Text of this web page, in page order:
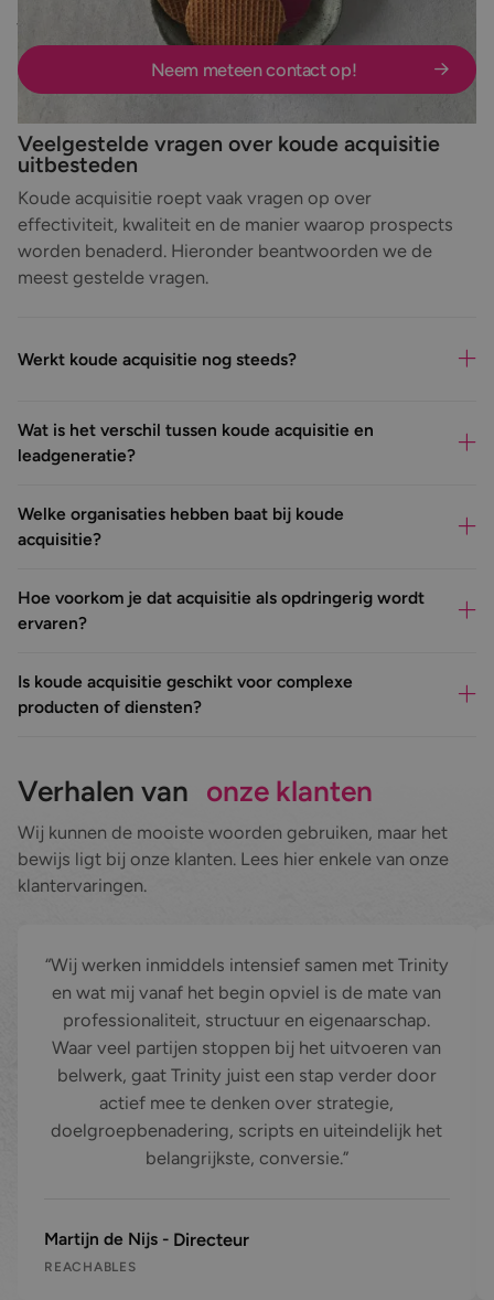
jouw doelgroep, markt en commerciële doelstellingen.
Neem meteen contact op!
Veelgestelde vragen over koude acquisitie
uitbesteden
Koude acquisitie roept vaak vragen op over
effectiviteit, kwaliteit en de manier waarop prospects
worden benaderd. Hieronder beantwoorden we de
meest gestelde vragen.
Werkt koude acquisitie nog steeds?
Wat is het verschil tussen koude acquisitie en
leadgeneratie?
Welke organisaties hebben baat bij koude
acquisitie?
Hoe voorkom je dat acquisitie als opdringerig wordt
ervaren?
Is koude acquisitie geschikt voor complexe
producten of diensten?
Verhalen van onze klanten
Wij kunnen de mooiste woorden gebruiken, maar het
bewijs ligt bij onze klanten. Lees hier enkele van onze
klantervaringen.
Martijn de Nijs Directeur
REACHABLES
Wij werken inmiddels intensief samen met Trinity
en wat mij vanaf het begin opviel is de mate van
professionaliteit, structuur en eigenaarschap.
Waar veel partijen stoppen bij het uitvoeren van
belwerk, gaat Trinity juist een stap verder door
actief mee te denken over strategie,
doelgroepbenadering, scripts en uiteindelijk het
belangrijkste, conversie.